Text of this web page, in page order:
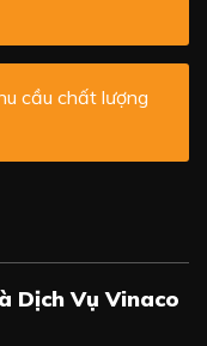
cầu chất lượng
Dịch Vụ Vinaco